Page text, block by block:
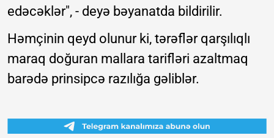
edəcəklər", - deyə bəyanatda bildirilir.
Həmçinin qeyd olunur ki, tərəflər qarşılıqlı
maraq doğuran mallara tarifləri azaltmaq
barədə prinsipcə razılığa gəliblər.